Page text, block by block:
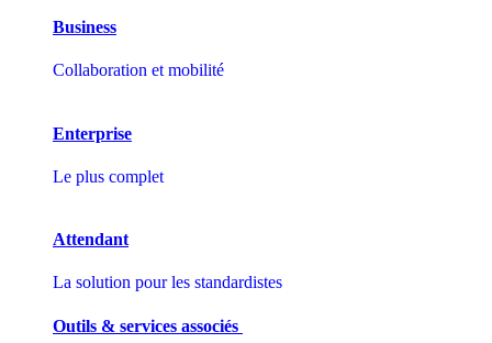
Business
Collaboration et mobilité
Enterprise
Le plus complet
Attendant
La solution pour les standardistes
Outils & services associés